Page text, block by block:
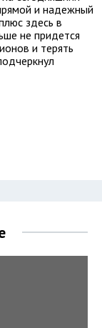
и надежный
здесь в
не придется
и терять